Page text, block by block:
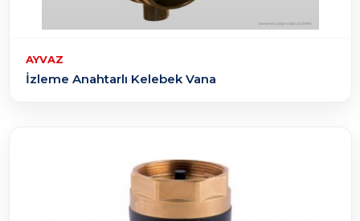
AYVAZ
İzleme Anahtarlı Kelebek Vana